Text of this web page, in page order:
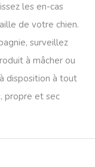
les en-cas
de votre chien.
surveillez
à mâcher ou
disposition à tout
propre et sec